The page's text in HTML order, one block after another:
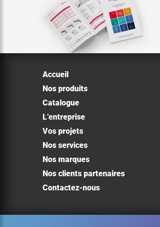
Accueil
Nos produits
Catalogue
L’entreprise
Vos projets
Nos services
Nos marques
Nos clients partenaires
Contactez-nous